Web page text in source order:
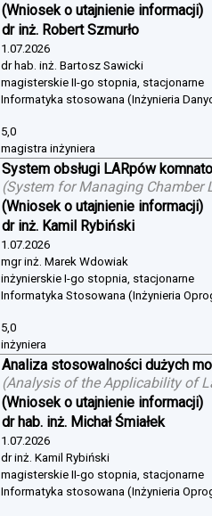
(Wniosek o utajnienie informacji)
dr inż. Robert Szmurło
1.07.2026
dr hab. inż. Bartosz Sawicki
magisterskie II-go stopnia, stacjonarne
Informatyka stosowana (Inżynieria
5,0
magistra inżyniera
System obsługi LARpów
(System for Managing Chamber
(Wniosek o utajnienie informacji)
dr inż. Kamil Rybiński
1.07.2026
mgr inż. Marek Wdowiak
inżynierskie I-go stopnia, stacjonarne
Informatyka Stosowana (Inżynieria
5,0
inżyniera
Analiza stosowalności dużych
(Analysis of the Applicability of
(Wniosek o utajnienie informacji)
dr hab. inż. Michał Śmiałek
1.07.2026
dr inż. Kamil Rybiński
magisterskie II-go stopnia, stacjonarne
Informatyka stosowana (Inżynieria